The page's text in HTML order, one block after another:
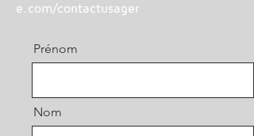
e.com/contactusager
Prénom
Nom